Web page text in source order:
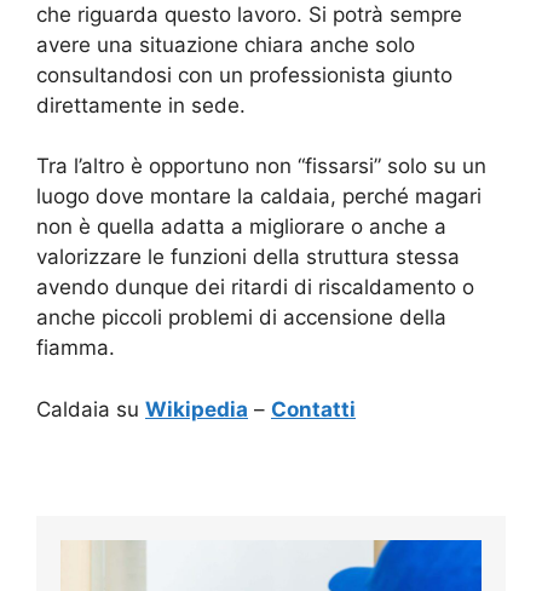
che riguarda questo lavoro. Si potrà sempre
avere una situazione chiara anche solo
consultandosi con un professionista giunto
direttamente in sede.
Tra l’altro è opportuno non “fissarsi” solo su un
luogo dove montare la caldaia, perché magari
non è quella adatta a migliorare o anche a
valorizzare le funzioni della struttura stessa
avendo dunque dei ritardi di riscaldamento o
anche piccoli problemi di accensione della
fiamma.
Caldaia su Wikipedia – Contatti